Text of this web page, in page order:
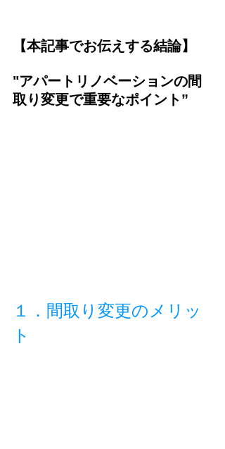
【本記事でお伝えする結論】
"アパートリノベーションの間
取り変更で重要なポイント”
１．間取り変更のメリッ
ト